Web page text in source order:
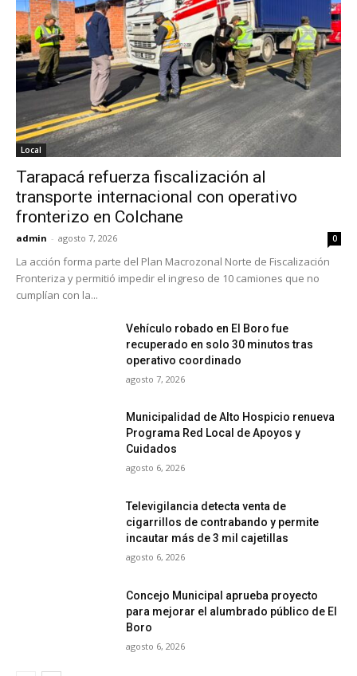
Local
Tarapacá refuerza fiscalización al
transporte internacional con operativo
fronterizo en Colchane
admin - agosto 7, 2026 0
La acción forma parte del Plan Macrozonal Norte de Fiscalización
Fronteriza y permitió impedir el ingreso de 10 camiones que no
cumplían con la...
Vehículo robado en El Boro fue
recuperado en solo 30 minutos tras
operativo coordinado
agosto 7, 2026
Municipalidad de Alto Hospicio renueva
Programa Red Local de Apoyos y
Cuidados
agosto 6, 2026
Televigilancia detecta venta de
cigarrillos de contrabando y permite
incautar más de 3 mil cajetillas
agosto 6, 2026
Concejo Municipal aprueba proyecto
para mejorar el alumbrado público de El
Boro
agosto 6, 2026